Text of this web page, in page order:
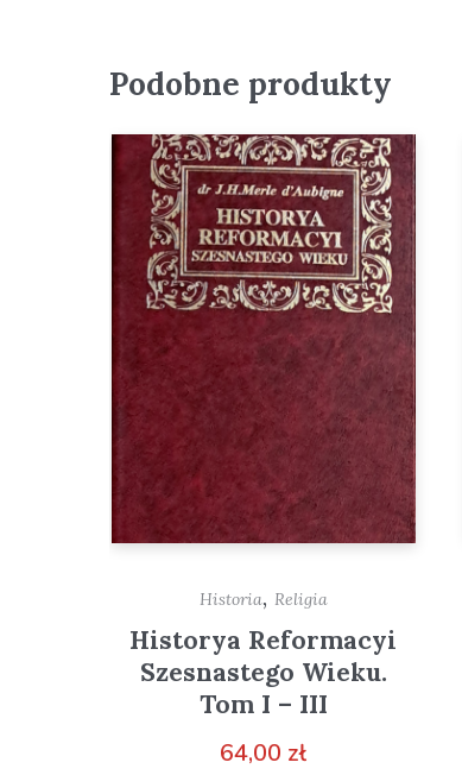
Podobne produkty
Historia, Religia
Historya Reformacyi
Szesnastego Wieku.
Tom I – III
64,00 zł